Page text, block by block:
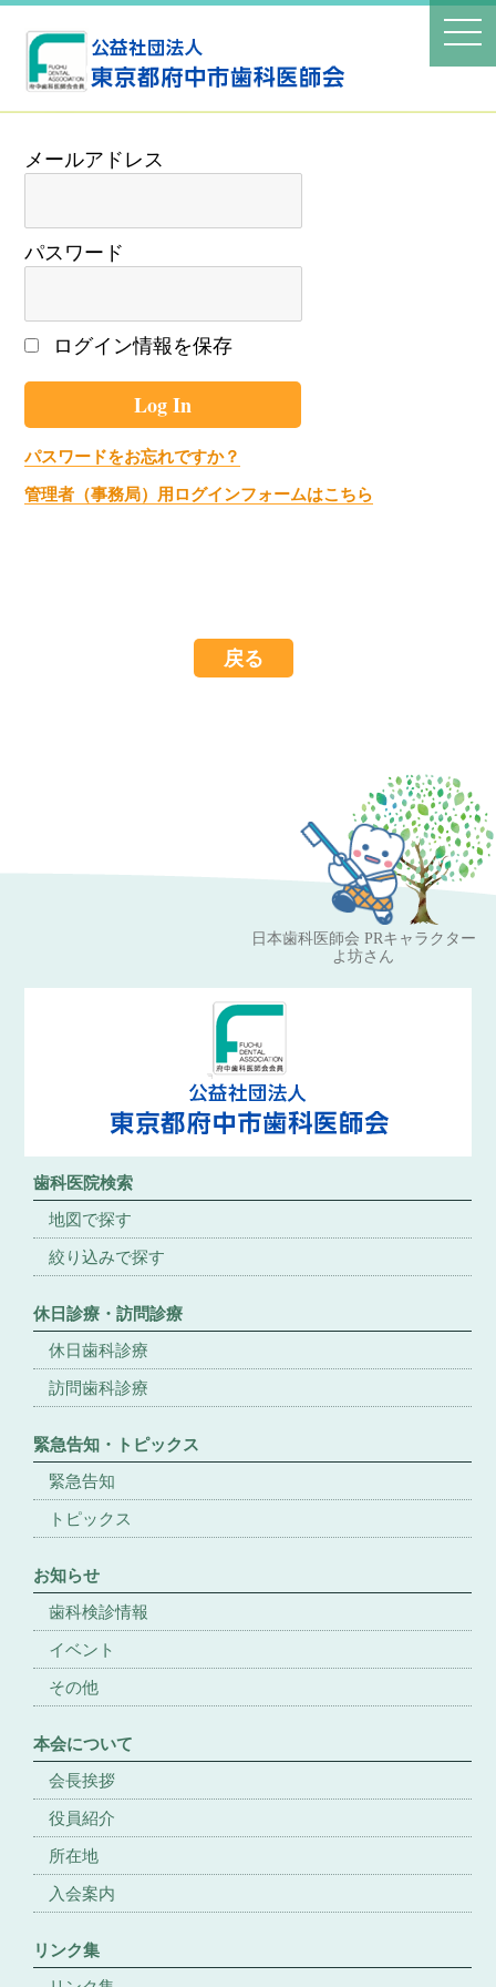
パスワード
ログイン情報を保存
パスワードをお忘れですか？
管理者（事務局）用ログインフォームはこちら
戻る
日本歯科医師会 PRキャラクター
よ坊さん
歯科医院検索
地図で探す
絞り込みで探す
休日診療・訪問診療
休日歯科診療
訪問歯科診療
緊急告知・トピックス
緊急告知
トピックス
お知らせ
歯科検診情報
イベント
その他
本会について
会長挨拶
役員紹介
所在地
入会案内
リンク集